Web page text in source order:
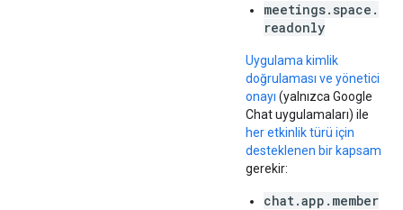
meetings.space.
readonly
Uygulama kimlik
doğrulaması ve yönetici
onayı (yalnızca Google
Chat uygulamaları) ile
her etkinlik türü için
desteklenen bir kapsam
gerekir:
chat.app.member